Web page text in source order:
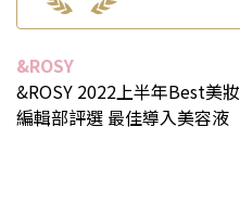
&ROSY
&ROSY 2022上半年Best美妝
編輯部評選 最佳導入美容液